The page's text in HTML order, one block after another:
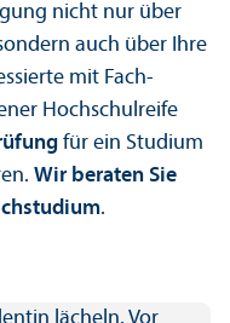
nicht nur über
auch über Ihre
mit Fach­
Hochschul­reife
für ein Studium
Wir beraten Sie
.